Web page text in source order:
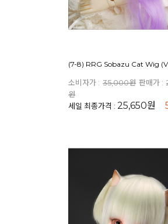
(7-8) RRG Sobazu Cat Wig
소비자가 : 35,000원 판매가 :
원
세일 최종가격 : 25,650원